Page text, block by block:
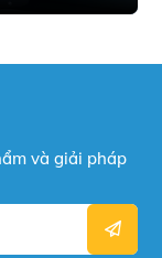
và giải pháp